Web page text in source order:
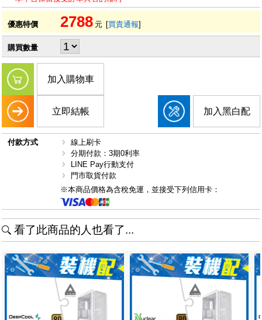
優惠特價 2788 元 [買貴通報]
購買數量
加入購物車
立即結帳 加入黑白配
付款方式
線上刷卡
分期付款：3期0利率
LINE Pay行動支付
門市取貨付款
※本商品價格為含稅免運，並接受下列信用卡：
看了此商品的人也看了...